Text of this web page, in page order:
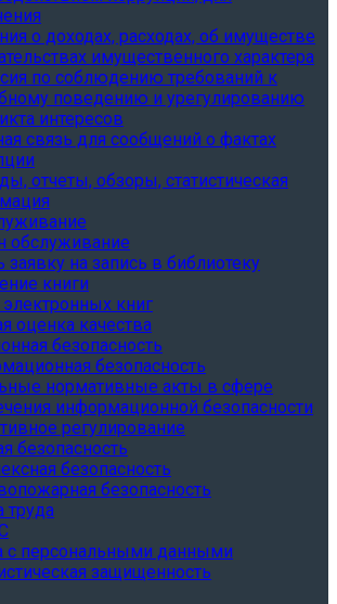
о доходах, расходах, об имуществе
имущественного характера
по соблюдению требований к
поведению и урегулированию
интересов
связь для сообщений о фактах
отчеты, обзоры, статистическая
обслуживание
заявку на запись в библиотеку
книги
книг
оценка качества
безопасность
безопасность
нормативные акты в сфере
информационной безопасности
регулирование
безопасность
безопасность
безопасность
труда
с персональными данными
защищенность